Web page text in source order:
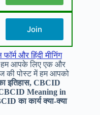
Join
और हिंदी मीनिंग
हम आपके लिए एक और
की पोस्ट में हम आपको
इतिहास, CBCID
Meaning in
का कार्य क्या-क्या